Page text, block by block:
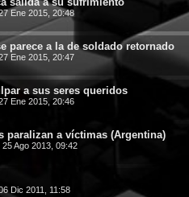
Ene 2015, 20:48
parece a la de soldado retornado
Ene 2015, 20:47
a sus seres queridos
Ene 2015, 20:46
paralizan a víctimas (Argentina)
25 Ago 2013, 09:42
Dic 2011, 11:58